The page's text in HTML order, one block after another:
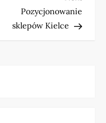
Post
Pozycjonowanie
sklepów Kielce